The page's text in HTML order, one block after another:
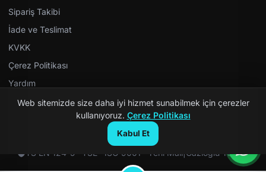
Sipariş Takibi
İade ve Teslimat
KVKK
Çerez Politikası
Yardım
© 2026 Kompozit Rögar. Tüm hakları saklıdır.
TS EN 124-5 · TSE · ISO 9001 · Yerli Malı|Gazioğlu Yazılım
Web sitemizde size daha iyi hizmet sunabilmek için çerezler
kullanıyoruz. Çerez Politikası
Kabul Et